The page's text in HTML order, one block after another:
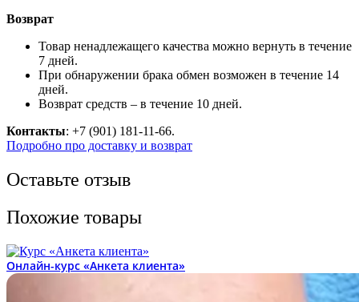
Возврат
Товар ненадлежащего качества можно вернуть в течение
7 дней.
При обнаружении брака обмен возможен в течение 14
дней.
Возврат средств – в течение 10 дней.
Контакты: +7 (901) 181-11-66.
Подробно про доставку и возврат
Оставьте отзыв
Похожие товары
Онлайн-курс «Анкета клиента»